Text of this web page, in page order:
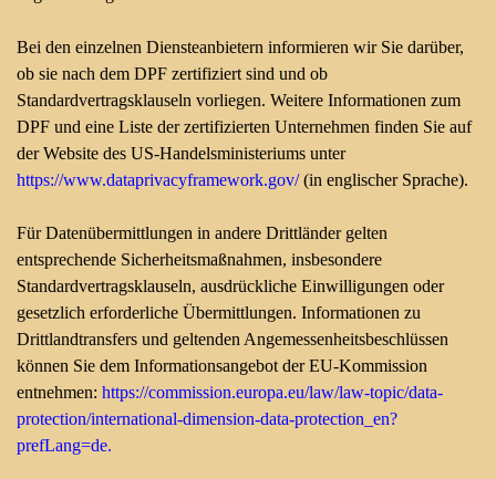
Bei den einzelnen Diensteanbietern informieren wir Sie darüber,
ob sie nach dem DPF zertifiziert sind und ob
Standardvertragsklauseln vorliegen. Weitere Informationen zum
DPF und eine Liste der zertifizierten Unternehmen finden Sie auf
der Website des US-Handelsministeriums unter
https://www.dataprivacyframework.gov/(in englischer Sprache).
Für Datenübermittlungen in andere Drittländer gelten
entsprechende Sicherheitsmaßnahmen, insbesondere
Standardvertragsklauseln, ausdrückliche Einwilligungen oder
gesetzlich erforderliche Übermittlungen. Informationen zu
Drittlandtransfers und geltenden Angemessenheitsbeschlüssen
können Sie dem Informationsangebot der EU-Kommission
entnehmen: https://commission.europa.eu/law/law-topic/data-
protection/international-dimension-data-protection_en?
prefLang=de.